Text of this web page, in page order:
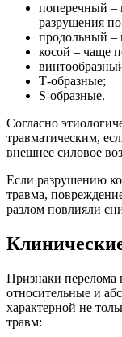
поперечный –
разрушения
продольный –
косой – чаще
Т-образные;
S-образные.
Согласно
травматическим,
внешнее силовое
Если разрушению
травма,
разлом повлияли
Признаки перелома
относительные и
характерной не
травм: